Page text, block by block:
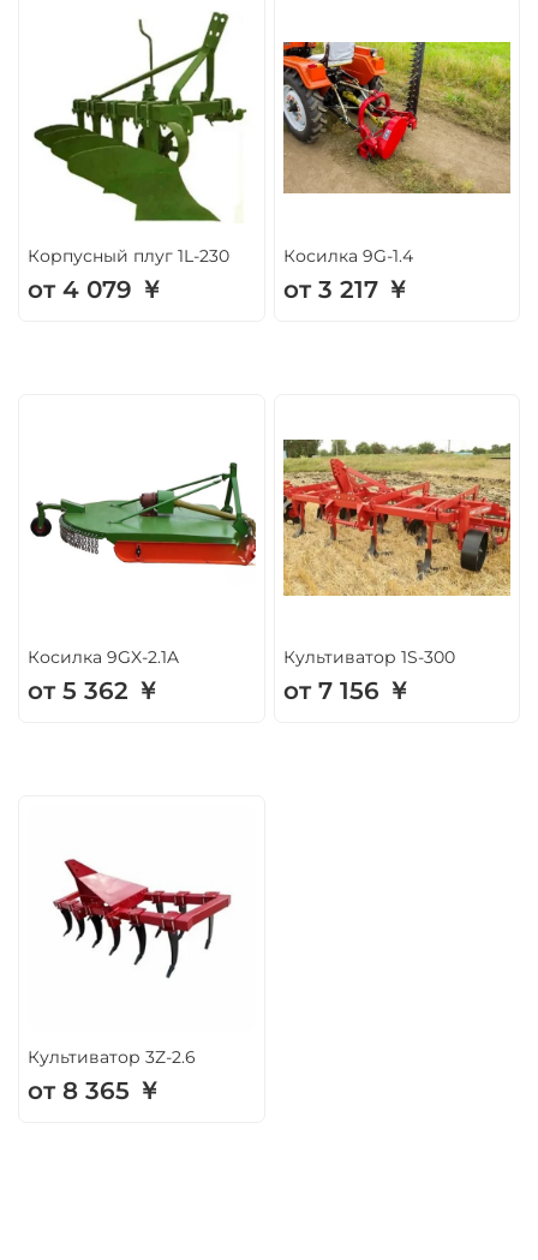
Корпусный плуг 1L-230
от 4 079 ￥
Косилка 9G-1.4
от 3 217 ￥
Косилка 9GX-2.1A
от 5 362 ￥
Культиватор 1S-300
от 7 156 ￥
Культиватор 3Z-2.6
от 8 365 ￥